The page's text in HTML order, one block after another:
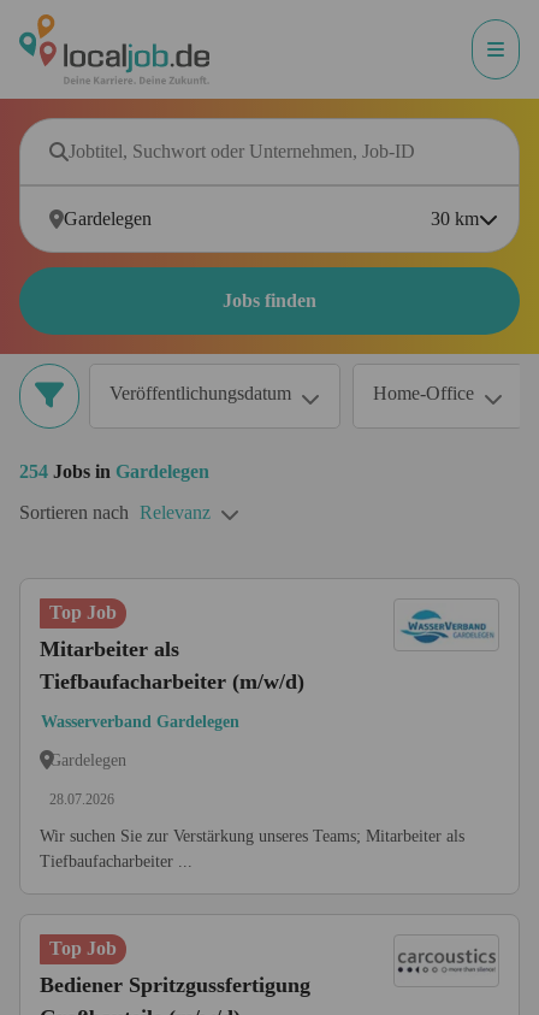
30 km
Jobs finden
Veröffentlichungsdatum Home-Office
254 Jobs in Gardelegen
Sortieren nach Relevanz
Top Job
Mitarbeiter als
Tiefbaufacharbeiter (m/w/d)
Wasserverband Gardelegen
Gardelegen
28.07.2026
Wir suchen Sie zur Verstärkung unseres Teams; Mitarbeiter als
Tiefbaufacharbeiter ...
Top Job
Bediener Spritzgussfertigung